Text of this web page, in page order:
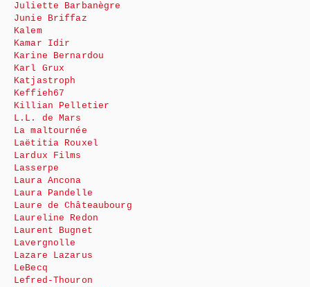
Juliette Barbanègre
Junie Briffaz
Kalem
Kamar Idir
Karine Bernardou
Karl Grux
Katjastroph
Keffieh67
Killian Pelletier
L.L. de Mars
La maltournée
Laëtitia Rouxel
Lardux Films
Lasserpe
Laura Ancona
Laura Pandelle
Laure de Châteaubourg
Laureline Redon
Laurent Bugnet
Lavergnolle
Lazare Lazarus
LeBecq
Lefred-Thouron